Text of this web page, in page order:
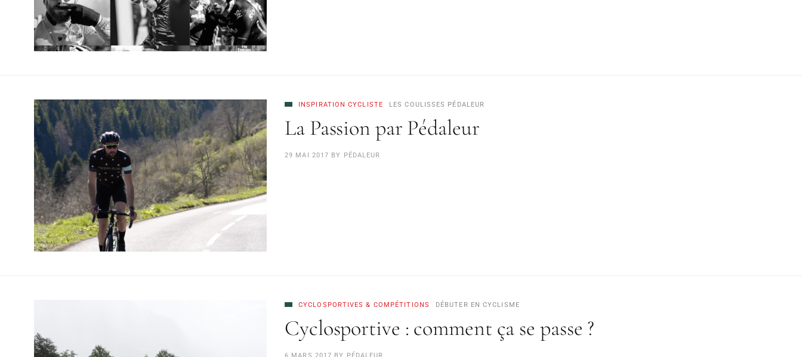
INSPIRATION CYCLISTE LES COULISSES PÉDALEUR
La Passion par Pédaleur
29 MAI 2017 BY PÉDALEUR
CYCLOSPORTIVES & COMPÉTITIONS DÉBUTER EN CYCLISME
Cyclosportive : comment ça se passe ?